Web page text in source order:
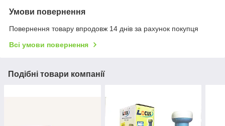
Умови повернення
Повернення товару впродовж 14 днів за рахунок покупця
Всі умови повернення
Подібні товари компанії